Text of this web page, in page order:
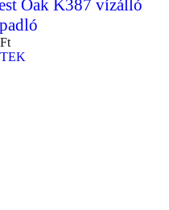
Oak K387 vízálló
Ft